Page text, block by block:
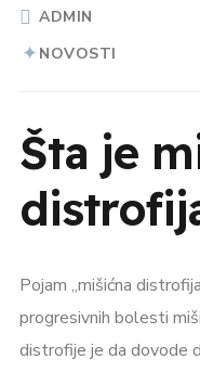
ADMIN
NOVOSTI
Šta je
Pojam „mišićna
progresivnih bolesti
distrofije je da dovode